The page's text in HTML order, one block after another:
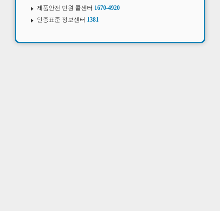
제품안전 민원 콜센터 1670-4920
인증표준 정보센터 1381